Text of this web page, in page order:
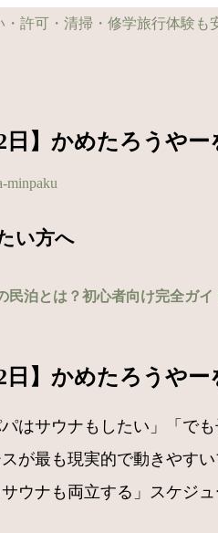
日】かめたろうや
minpaku
い方へ
民泊とは？初心者向け完全ガイ
日】かめたろうや
はサウナもしたい」「で
が最も現実的で動きやす
ウナも両立する」スケジュ